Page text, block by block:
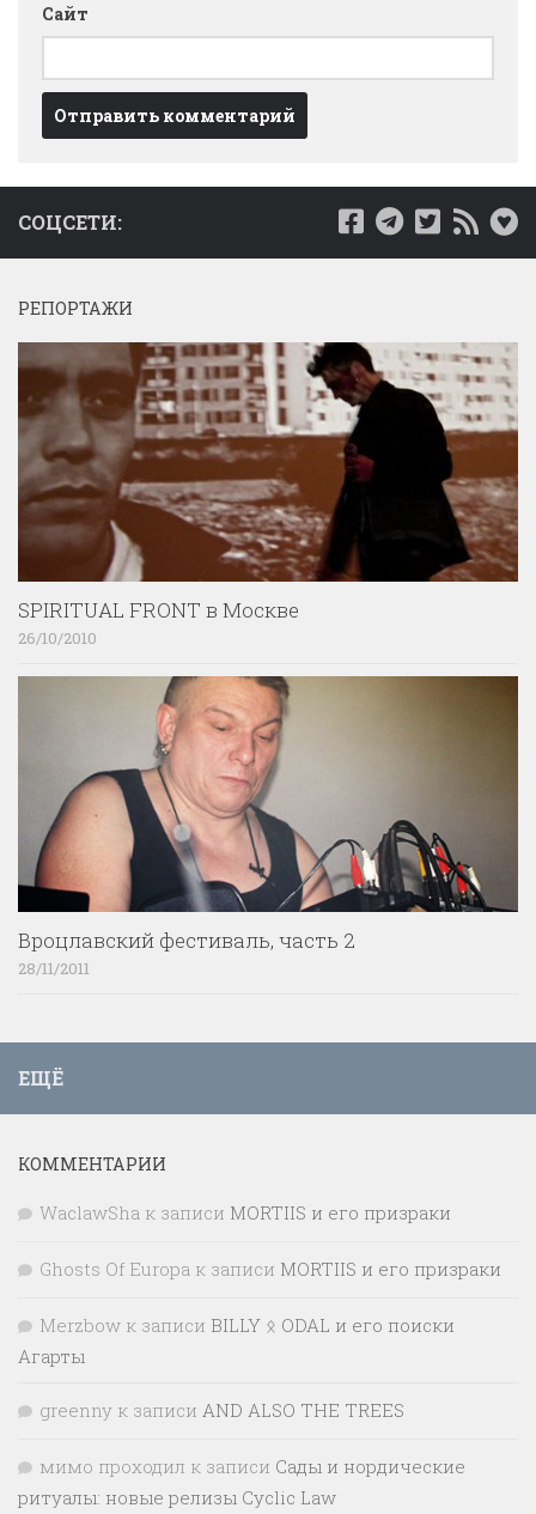
Сайт
СОЦСЕТИ:
РЕПОРТАЖИ
SPIRITUAL FRONT в Москве
26/10/2010
Вроцлавский фестиваль, часть 2
28/11/2011
ЕЩЁ
КОММЕНТАРИИ
WaclawSha к записи MORTIIS и его призраки
Ghosts Of Europa к записи MORTIIS и его призраки
Merzbow к записи BILLY ᛟ ODAL и его поиски
Агарты
greenny к записи AND ALSO THE TREES
мимо проходил к записи Сады и нордические
ритуалы: новые релизы Cyclic Law